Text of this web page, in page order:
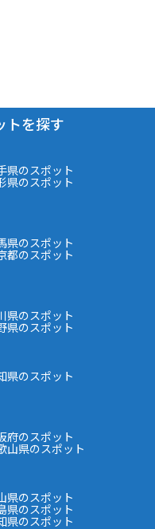
トを探す
県のスポット
県のスポット
県のスポット
都のスポット
県のスポット
県のスポット
県のスポット
府のスポット
山県のスポット
県のスポット
県のスポット
県のスポット